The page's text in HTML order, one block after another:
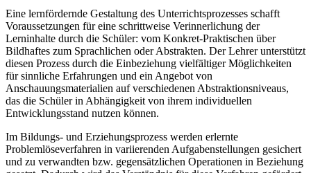
Eine lernfördernde Gestaltung des Unterrichtsprozesses schafft
Voraussetzungen für eine schrittweise Verinnerlichung der
Lerninhalte durch die Schüler: vom Konkret-Praktischen über
Bildhaftes zum Sprachlichen oder Abstrakten. Der Lehrer unterstützt
diesen Prozess durch die Einbeziehung vielfältiger Möglichkeiten
für sinnliche Erfahrungen und ein Angebot von
Anschauungsmaterialien auf verschiedenen Abstraktionsniveaus,
das die Schüler in Abhängigkeit von ihrem individuellen
Entwicklungsstand nutzen können.
Im Bildungs- und Erziehungsprozess werden erlernte
Problemlöseverfahren in variierenden Aufgabenstellungen gesichert
und zu verwandten bzw. gegensätzlichen Operationen in Beziehung